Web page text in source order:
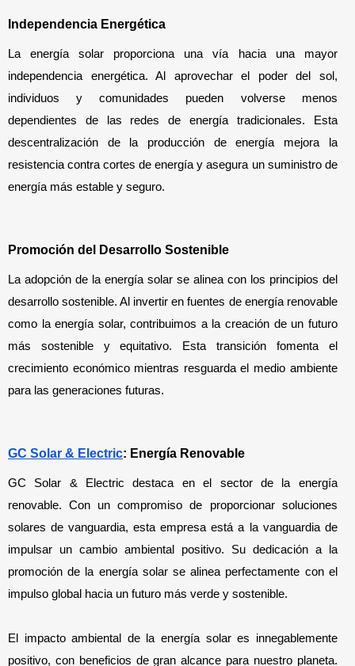
Independencia Energética
La energía solar proporciona una vía hacia una mayor
independencia energética. Al aprovechar el poder del sol,
individuos y comunidades pueden volverse menos
dependientes de las redes de energía tradicionales. Esta
descentralización de la producción de energía mejora la
resistencia contra cortes de energía y asegura un suministro de
energía más estable y seguro.
Promoción del Desarrollo Sostenible
La adopción de la energía solar se alinea con los principios del
desarrollo sostenible. Al invertir en fuentes de energía renovable
como la energía solar, contribuimos a la creación de un futuro
más sostenible y equitativo. Esta transición fomenta el
crecimiento económico mientras resguarda el medio ambiente
para las generaciones futuras.
GC Solar & Electric: Energía Renovable
GC Solar & Electric destaca en el sector de la energía
renovable. Con un compromiso de proporcionar soluciones
solares de vanguardia, esta empresa está a la vanguardia de
impulsar un cambio ambiental positivo. Su dedicación a la
promoción de la energía solar se alinea perfectamente con el
impulso global hacia un futuro más verde y sostenible.
El impacto ambiental de la energía solar es innegablemente
positivo, con beneficios de gran alcance para nuestro planeta.